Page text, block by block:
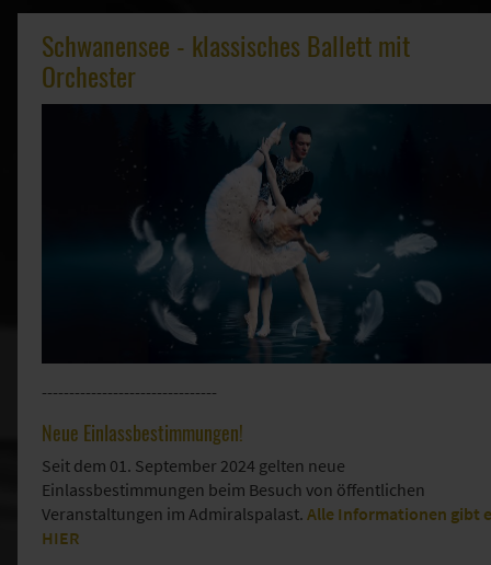
Schwanensee - klassisches Ballett mit
Orchester
--------------------------------
Neue Einlassbestimmungen!
Seit dem 01. September 2024 gelten neue
Einlassbestimmungen beim Besuch von öffentlichen
Veranstaltungen im Admiralspalast. Alle Informationen gibt
HIER